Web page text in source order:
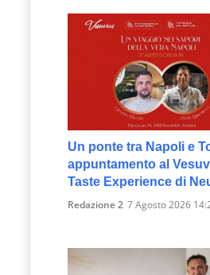
Un ponte tra Napoli e
appuntamento al
Taste Experience di
Redazione 2 7 Agosto 2026